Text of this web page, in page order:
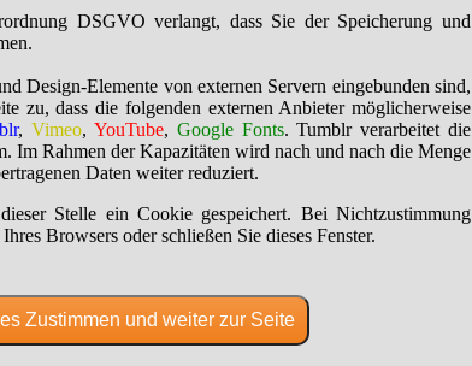
DSGVO verlangt, dass Sie der Speicherung und
Design-Elemente von externen Servern eingebunden sind,
zu, dass die folgenden externen Anbieter möglicherweise
,Vimeo, YouTube, Google Fonts. Tumblr verarbeitet die
Im Rahmen der Kapazitäten wird nach und nach die Menge
Daten weiter reduziert.
Stelle ein Cookie gespeichert. Bei Nichtzustimmung
Browsers oder schließen Sie dieses Fenster.
Zustimmen und weiter zur Seite